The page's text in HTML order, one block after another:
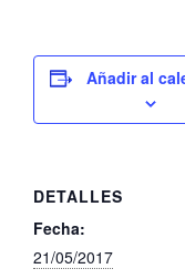
Añadir al
DETALLES
Fecha:
21/05/2017